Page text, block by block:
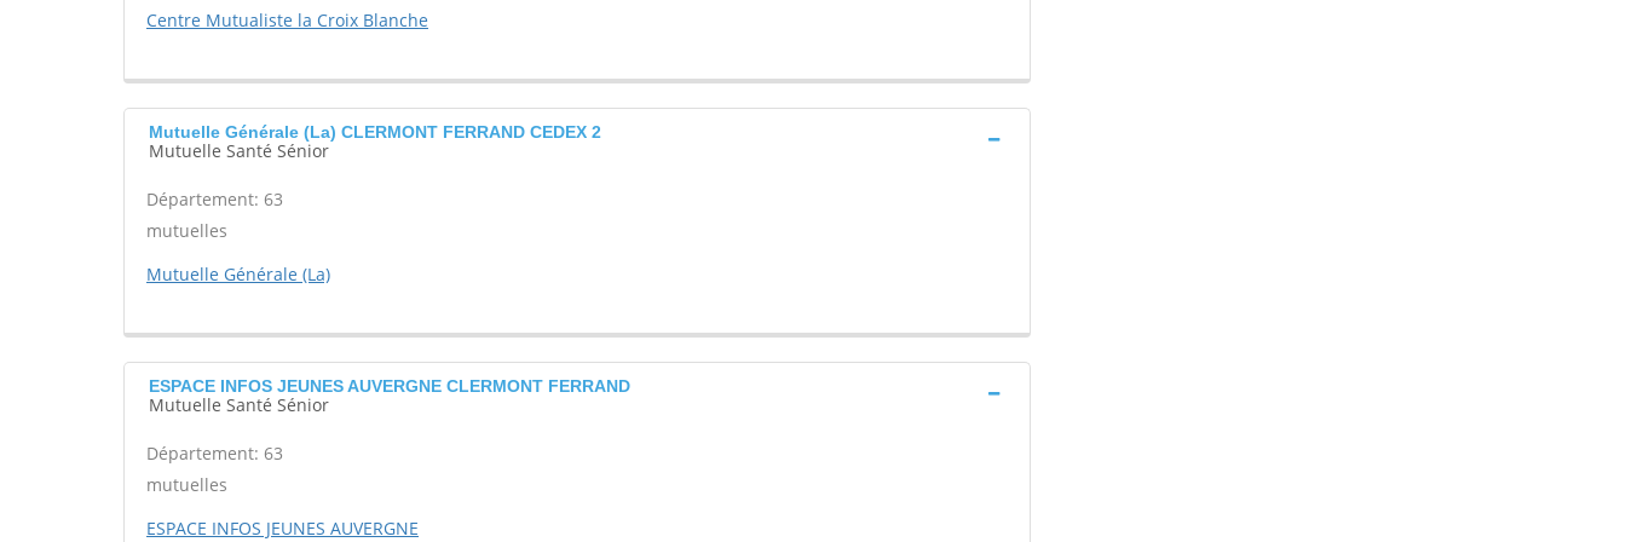
Centre Mutualiste la Croix Blanche
Mutuelle Générale (La) CLERMONT FERRAND CEDEX 2
Mutuelle Santé Sénior
Département: 63
mutuelles
Mutuelle Générale (La)
ESPACE INFOS JEUNES AUVERGNE CLERMONT FERRAND
Mutuelle Santé Sénior
Département: 63
mutuelles
ESPACE INFOS JEUNES AUVERGNE